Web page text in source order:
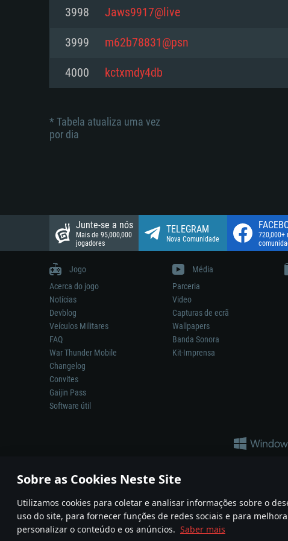
Sobre as Cookies Neste Site
Utilizamos cookies para coletar e analisar informações sobre o
uso do site, para fornecer funções de redes sociais e para
personalizar o conteúdo e os anúncios. Saber mais
Disco: 23,1 GB
Network: Internet de banda larga.
Disco: 21,5 GB
Network: Internet de banda larga.
Disco: 21,5 GB
3998 Jaws9917@live
3999 m62b78831@psn
4000 kctxmdy4db
* Tabela atualiza uma vez
por dia
Junte-se a nós
Mais de 95,000,000
jogadores
TELEGRAM
Nova Comunidade
720,000+
Jogo
Acerca do jogo
Notícias
Devblog
Veículos Militares
FAQ
War Thunder Mobile
Changelog
Convites
Gaijin Pass
Software útil
Média
Parceria
Video
Capturas de ecrã
Wallpapers
Banda Sonora
Kit-Imprensa
A reprodução de qualquer sistema de armas ou veículo neste jogo
© 2011—2026 Gaijin Games Kft. All trademarks, logos and brand
Termos e condições Termos de Serviço